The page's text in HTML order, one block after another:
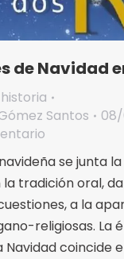
de Navidad
Santos
se junta
tradición oral,
a la
religiosas. La
Navidad coincide